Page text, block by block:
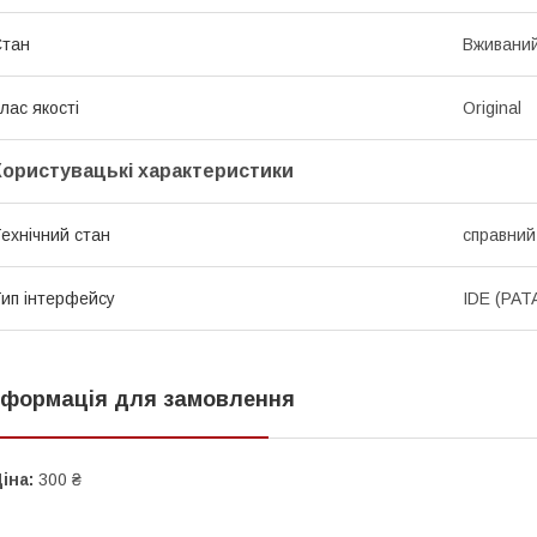
якості Original
характеристики
стан справний
інтерфейсу IDE
для замовлення
300 ₴